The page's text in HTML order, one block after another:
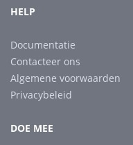
HELP
Documentatie
Contacteer ons
Algemene voorwaarden
Privacybeleid
DOE MEE